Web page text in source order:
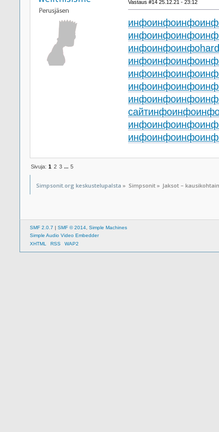
Vastaus #14 25.12.21 - 23:12
инфоинфоинфо
инфоинфоинфо
инфоинфоинфо
инфоинфоинфо
инфоинфоинфо
инфоинфоинфо
инфоинфоинфо
сайтинфоинфо
инфоинфоинфо
инфоинфоинфо
Sivuja: 1 2 3 ... 5
Simpsonit.org keskustelupalsta » Simpsonit» Jaksot –
SMF 2.0.7 SMF © 2014, Simple Machines
Simple Audio Video Embedder
XHTML
RSS WAP2